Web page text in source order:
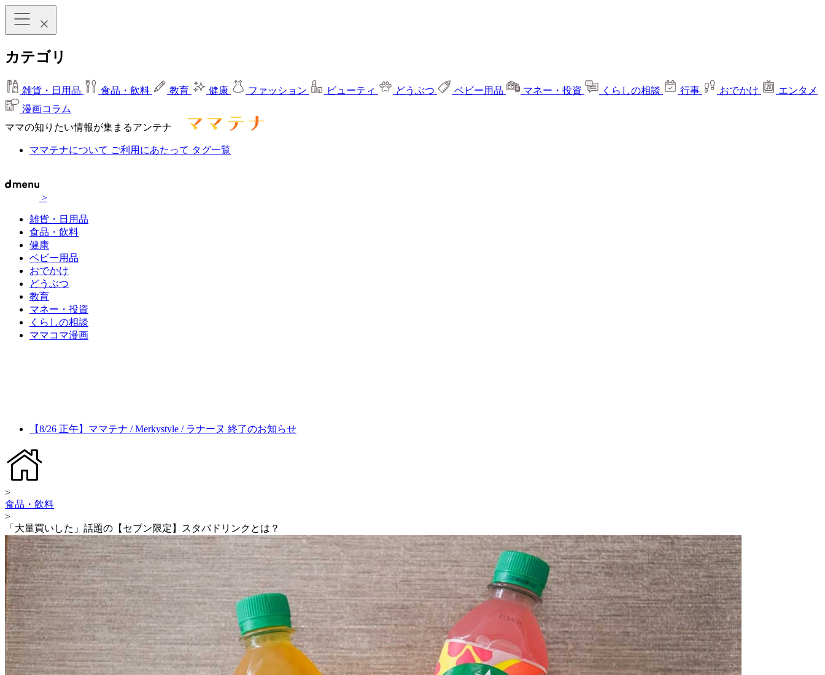
カテゴリ
雑貨・日用品 食品・飲料 教育 健康 ファッション ビューティ どうぶつ ベビー用品 マネー・投資 くらしの相談 行事 おでかけ
エンタメ
漫画コラム
ママの知りたい情報が集まるアンテナ
ママテナについて ご利用にあたって タグ一覧
>
雑貨・日用品
食品・飲料
健康
ベビー用品
おでかけ
どうぶつ
教育
マネー・投資
くらしの相談
ママコマ漫画
【8/26 正午】ママテナ / Merkystyle / ラナーヌ 終了のお知らせ
>
食品・飲料
>
「大量買いした」話題の【セブン限定】スタバドリンクとは？